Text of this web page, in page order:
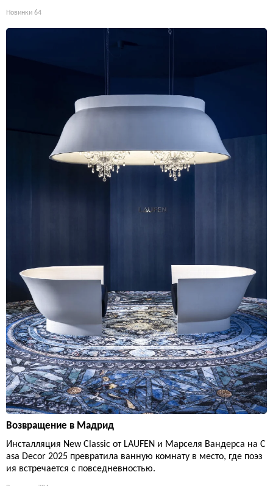
Новинки 64
Возвращение в Мадрид
Инсталляция New Classic от LAUFEN и Марселя Вандерса на C
asa Decor 2025 превратила ванную комнату в место, где поэз
ия встречается с повседневностью.